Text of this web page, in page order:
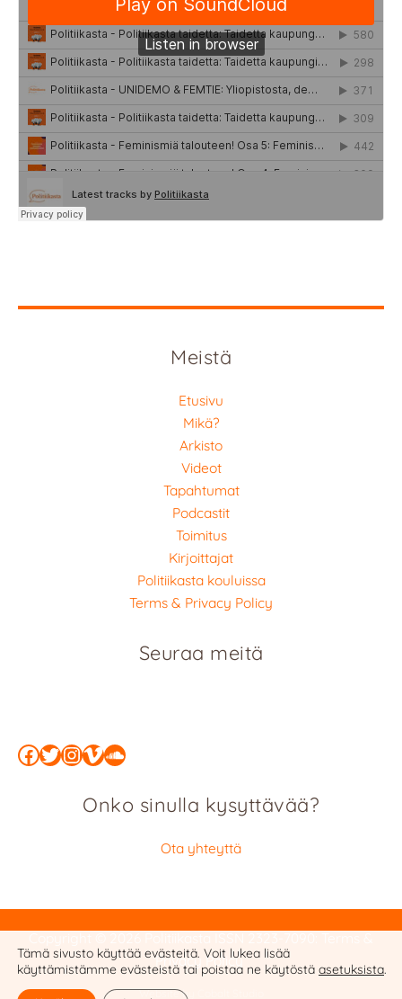
Meistä
Etusivu
Mikä?
Arkisto
Videot
Tapahtumat
Podcastit
Toimitus
Kirjoittajat
Politiikasta kouluissa
Terms & Privacy Policy
Seuraa meitä
Facebook
Twitter
Instagram
Vimeo
SoundCloud
Onko sinulla kysyttävää?
Ota yhteyttä
Privacy Policy
Website by Cobalt Studio
Tämä sivusto käyttää evästeitä. Voit lukea lisää
käyttämistämme evästeistä tai poistaa ne käytöstä asetuksista.